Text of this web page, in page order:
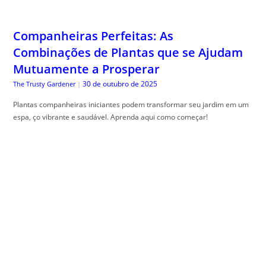
Companheiras Perfeitas: As
Combinações de Plantas que se Ajudam
Mutuamente a Prosperar
The Trusty Gardener | 30 de outubro de 2025
Plantas companheiras iniciantes podem transformar seu jardim em um
espa, ço vibrante e saudável. Aprenda aqui como começar!